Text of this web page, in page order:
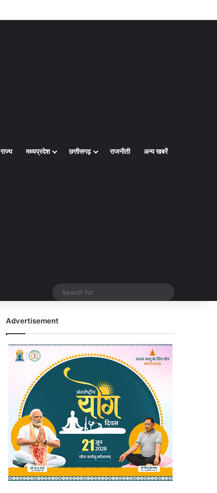
राज्य मध्यप्रदेश छत्तीसगढ़ राजनीती अन्य खबरें
Advertisement